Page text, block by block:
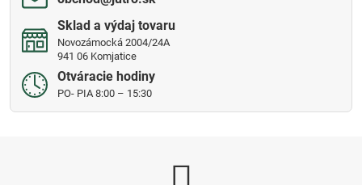
Sklad a výdaj tovaru
Novozámocká 2004/24A
941 06 Komjatice
Otváracie hodiny
PO- PIA 8:00 – 15:30